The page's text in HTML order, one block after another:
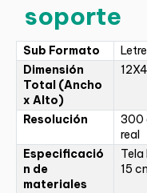
soporte
Sub Formato
Dimensión
Total (Ancho
x Alto)
Resolución
300
real
Especificació
n de
materiales
Tela
15